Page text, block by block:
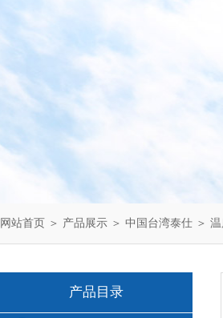
网站首页 ＞ 产品展示 ＞ 中国台湾泰仕 ＞
产品目录